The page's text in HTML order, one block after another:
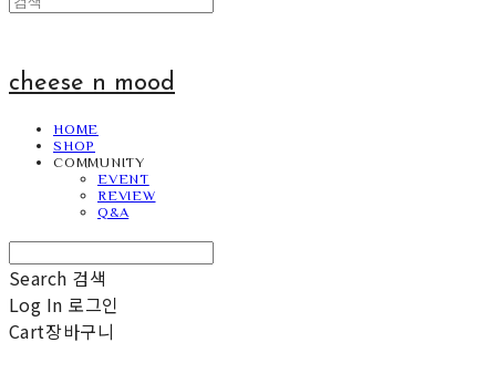
cheese n mood
HOME
SHOP
COMMUNITY
EVENT
REVIEW
Q&A
Search 검색
Log In 로그인
Cart장바구니